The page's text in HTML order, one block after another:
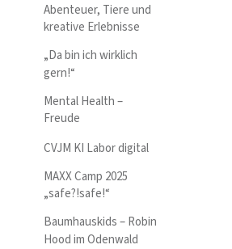
Abenteuer, Tiere und
kreative Erlebnisse
„Da bin ich wirklich
gern!“
Mental Health –
Freude
CVJM KI Labor digital
MAXX Camp 2025
„safe?!safe!“
Baumhauskids – Robin
Hood im Odenwald